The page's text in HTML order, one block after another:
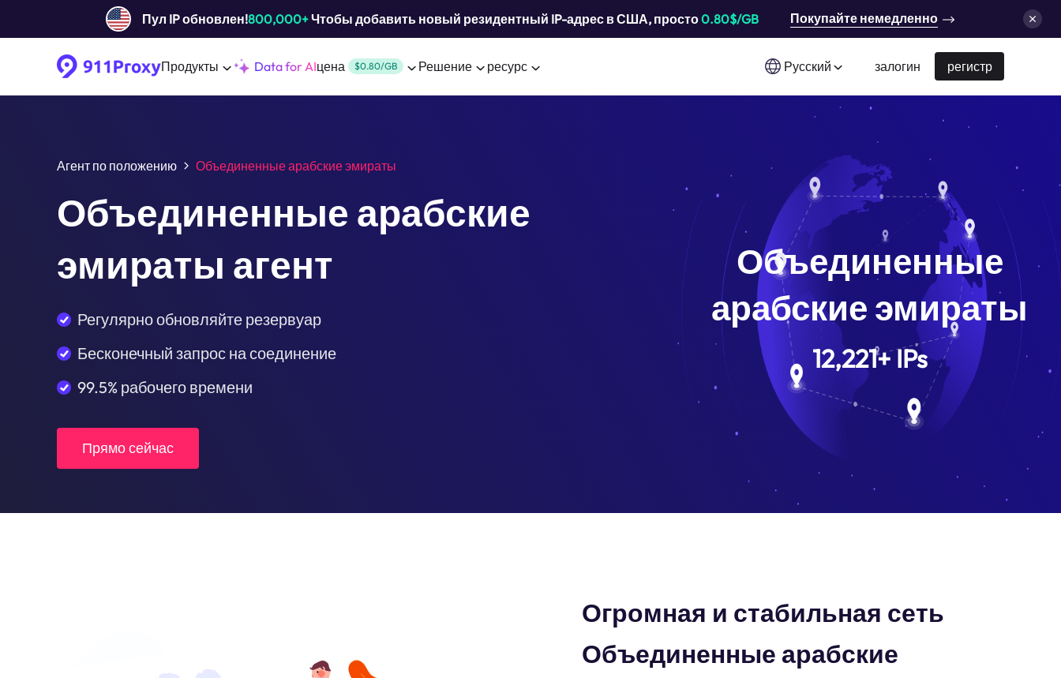
Пул IP обновлен!800,000+Чтобы добавить новый резидентный IP-адрес в США, просто0.80$/GB Покупайте немедленно
Продукты Data for AIцена $0.80/GB Решение ресурс Русский залогин регистр
Агент по положению Объединенные арабские эмираты
Объединенные арабские
эмираты агент
Регулярно обновляйте резервуар
Бесконечный запрос на соединение
99.5% рабочего времени
Прямо сейчас
Объединенные
арабские эмираты
12,221+IPs
Огромная и стабильная сеть
Объединенные арабские